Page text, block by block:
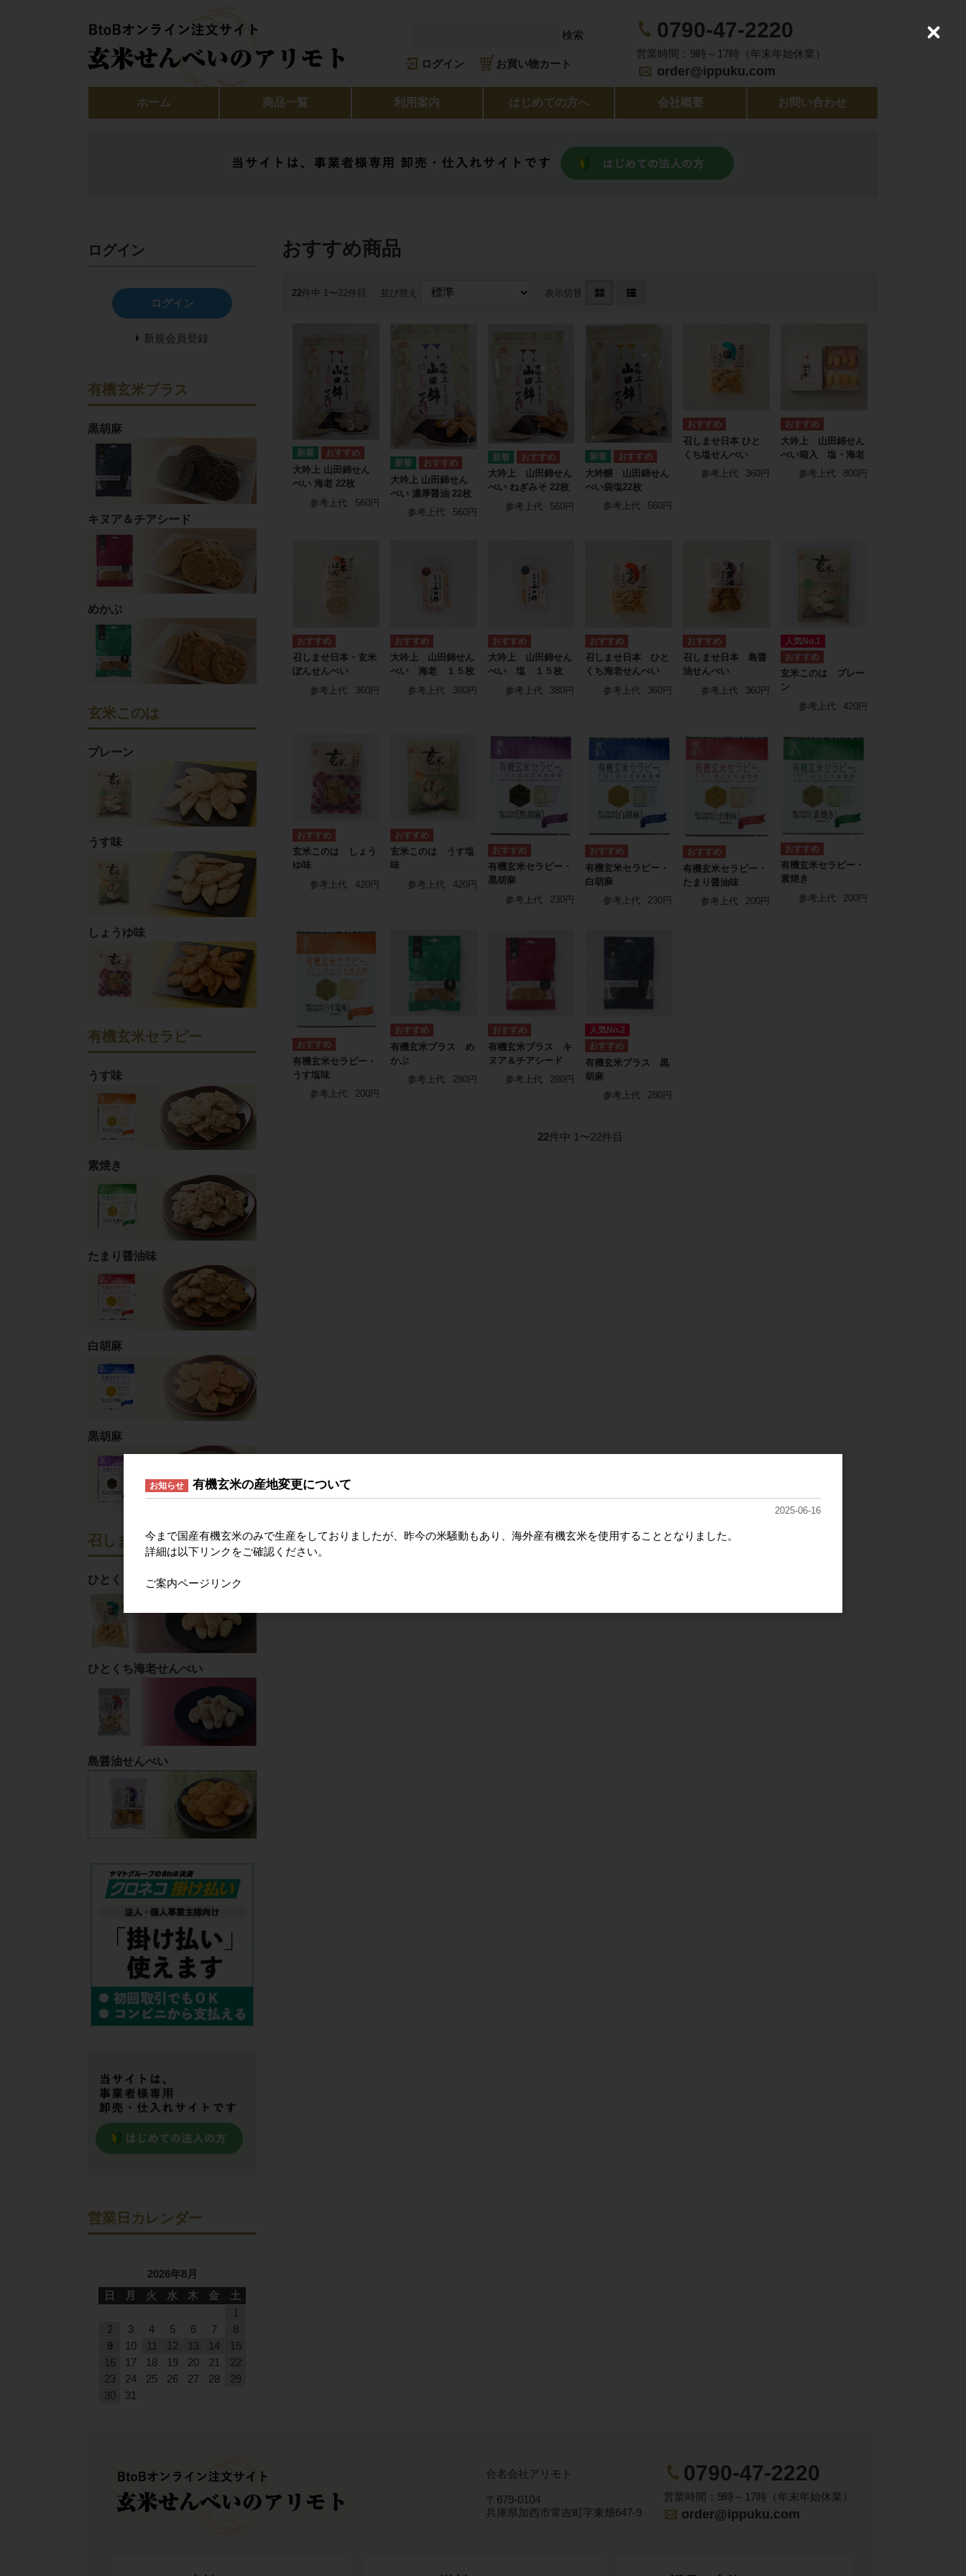
検索
ログイン お買い物カート
0790-47-2220
営業時間：9時～17時（年末年始休業）
order@ippuku.com
ホーム 商品一覧 利用案内 はじめての方へ 会社概要 お問い合わせ
おすすめ商品
22件中 1〜22件目 並び替え 表示切替
大吟上 山田錦せん
べい 海老 22枚
参考上代
560円
大吟上 山田錦せん
べい 濃厚醤油 22枚
参考上代
560円
大吟上 山田錦せん
べい ねぎみそ 22枚
参考上代
560円
大吟醸 山田錦せん
べい袋塩22枚
参考上代
560円
召しませ日本 ひと
くち塩せんべい
参考上代
360円
大吟上 山田錦せん
べい箱入 塩・海老
参考上代
800円
召しませ日本・玄米
ぽんせんべい
参考上代
360円
大吟上 山田錦せん
べい 海老 １５枚
参考上代
380円
大吟上 山田錦せん
べい 塩 １５枚
参考上代
380円
召しませ日本 ひと
くち海老せんべい
参考上代
360円
召しませ日本 島醤
油せんべい
参考上代
360円
人気No.1
玄米このは プレー
ン
参考上代
420円
玄米このは しょう
ゆ味
参考上代
420円
玄米このは うす塩
味
参考上代
420円
有機玄米セラピー・
黒胡麻
参考上代
230円
有機玄米セラピー・
白胡麻
参考上代
230円
有機玄米セラピー・
たまり醤油味
参考上代
200円
有機玄米セラピー・
素焼き
参考上代
200円
有機玄米セラピー・
うす塩味
参考上代
200円
有機玄米プラス め
かぶ
参考上代
280円
有機玄米プラス キ
ヌア＆チアシード
参考上代
280円
人気No.2
有機玄米プラス 黒
胡麻
参考上代
280円
22件中 1〜22件目
ログイン
ログイン
新規会員登録
有機玄米プラス
黒胡麻
キヌア＆チアシード
めかぶ
玄米このは
プレーン
うす味
しょうゆ味
有機玄米セラピー
うす味
素焼き
たまり醤油味
白胡麻
黒胡麻
召しませ日本
ひとくち塩せんべい
ひとくち海老せんべい
島醤油せんべい
営業日カレンダー
2026年8月
日
月 火 水 木 金
土
1
2
3 4 5 6 7
8
9
10 11 12 13 14
15
16
17 18 19 20 21
22
23
24 25 26 27 28
29
30
31
合名会社アリモト
〒679-0104
兵庫県加西市常吉町字東畑647-9
0790-47-2220
営業時間：9時～17時（年末年始休業）
order@ippuku.com
お知らせ 有機玄米の産地変更について
2025-06-16
今まで国産有機玄米のみで生産をしておりましたが、昨今の米騒動もあり、海外産有機玄米を使用することとなりました。
詳細は以下リンクをご確認ください。
ご案内ページリンク
C